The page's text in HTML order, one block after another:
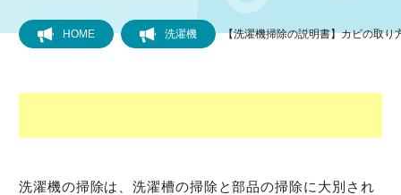
屋根葺き替え
HOME 洗濯機 【洗濯機掃除の説明書】カビの取り
洗濯機の掃除は、洗濯槽の掃除と部品の掃除に大別され